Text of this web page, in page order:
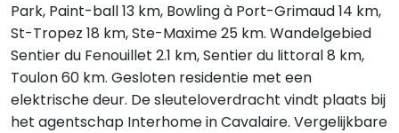
Park, Paint-ball 13 km, Bowling à Port-Grimaud 14 km,
St-Tropez 18 km, Ste-Maxime 25 km. Wandelgebied
Sentier du Fenouillet 2.1 km, Sentier du littoral 8 km,
Toulon 60 km. Gesloten residentie met een
elektrische deur. De sleuteloverdracht vindt plaats bij
het agentschap Interhome in Cavalaire. Vergelijkbare